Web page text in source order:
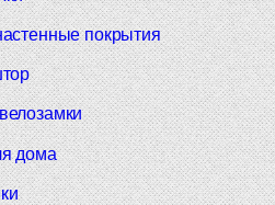
покрытия
дома